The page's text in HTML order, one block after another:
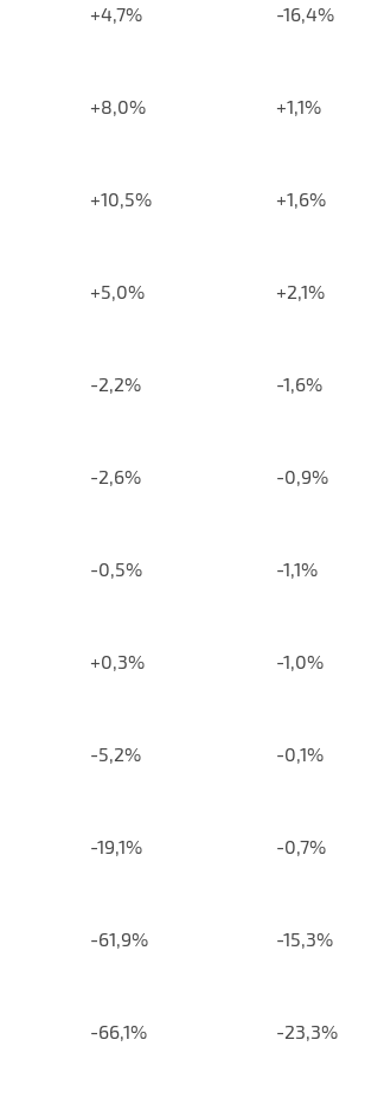
+4,7% -16,4%
+8,0% +1,1%
+10,5% +1,6%
+5,0% +2,1%
-2,2% -1,6%
-2,6% -0,9%
-0,5% -1,1%
+0,3% -1,0%
-5,2% -0,1%
-19,1% -0,7%
-61,9% -15,3%
-66,1% -23,3%